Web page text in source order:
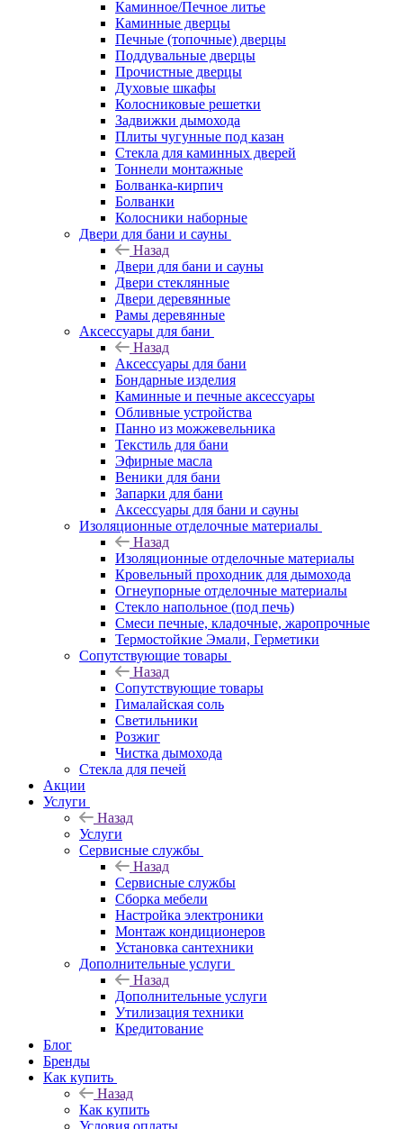
Каминное/Печное литье
Каминные дверцы
Печные (топочные) дверцы
Поддувальные дверцы
Прочистные дверцы
Духовые шкафы
Колосниковые решетки
Задвижки дымохода
Плиты чугунные под казан
Стекла для каминных дверей
Тоннели монтажные
Болванка-кирпич
Болванки
Колосники наборные
Двери для бани и сауны
Назад
Двери для бани и сауны
Двери стеклянные
Двери деревянные
Рамы деревянные
Аксессуары для бани
Назад
Аксессуары для бани
Бондарные изделия
Каминные и печные аксессуары
Обливные устройства
Панно из можжевельника
Текстиль для бани
Эфирные масла
Веники для бани
Запарки для бани
Аксессуары для бани и сауны
Изоляционные отделочные материалы
Назад
Изоляционные отделочные материалы
Кровельный проходник для дымохода
Огнеупорные отделочные материалы
Стекло напольное (под печь)
Смеси печные, кладочные, жаропрочные
Термостойкие Эмали, Герметики
Сопутствующие товары
Назад
Сопутствующие товары
Гималайская соль
Светильники
Розжиг
Чистка дымохода
Стекла для печей
Акции
Услуги
Назад
Услуги
Сервисные службы
Назад
Сервисные службы
Сборка мебели
Настройка электроники
Монтаж кондиционеров
Установка сантехники
Дополнительные услуги
Назад
Дополнительные услуги
Утилизация техники
Кредитование
Блог
Бренды
Как купить
Назад
Как купить
Условия оплаты